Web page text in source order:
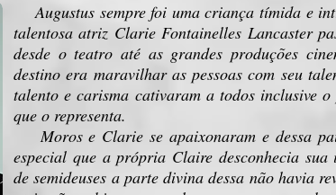
Augustus sempre foi uma criança tímida e
talentosa atriz Clarie Fontainelles Lancaster
desde o teatro até as grandes produções
destino era maravilhar as pessoas com seu
talento e carisma cativaram a todos inclusive
que o representa.
Moros e Clarie se apaixonaram e dessa
especial que a própria Claire desconhecia
de semideuses a parte divina dessa não havia